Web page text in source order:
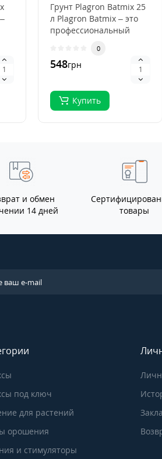
Грунт Plagron Batmix 25
л Plagron Batmix – это
профессиональный
органического
выращива..
0
548грн
Купить
и обмен
14 дней
товары
под ключ
для растений
орошения
и стимуляторы